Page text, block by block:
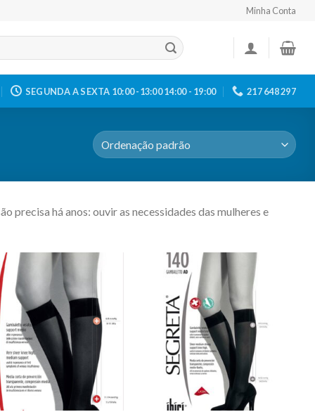
Minha Conta
SEGUNDA A SEXTA 10:00 -13:00 14:00 - 19:00 217 648 297
precisa há anos: ouvir as necessidades das mulheres e